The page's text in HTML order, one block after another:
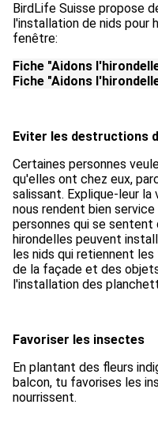
BirdLife Suisse propose
l'installation de nids pour
fenêtre:
Fiche "Aidons
Fiche "Aidons
Eviter les destructions
Certaines personnes
qu'elles ont chez eux,
salissant. Explique-leur
nous rendent bien
personnes qui se
hirondelles peuvent
les nids qui retiennent
de la façade et des
l'installation des
Favoriser les insectes
En plantant des fleurs
balcon, tu favorises les
nourrissent.